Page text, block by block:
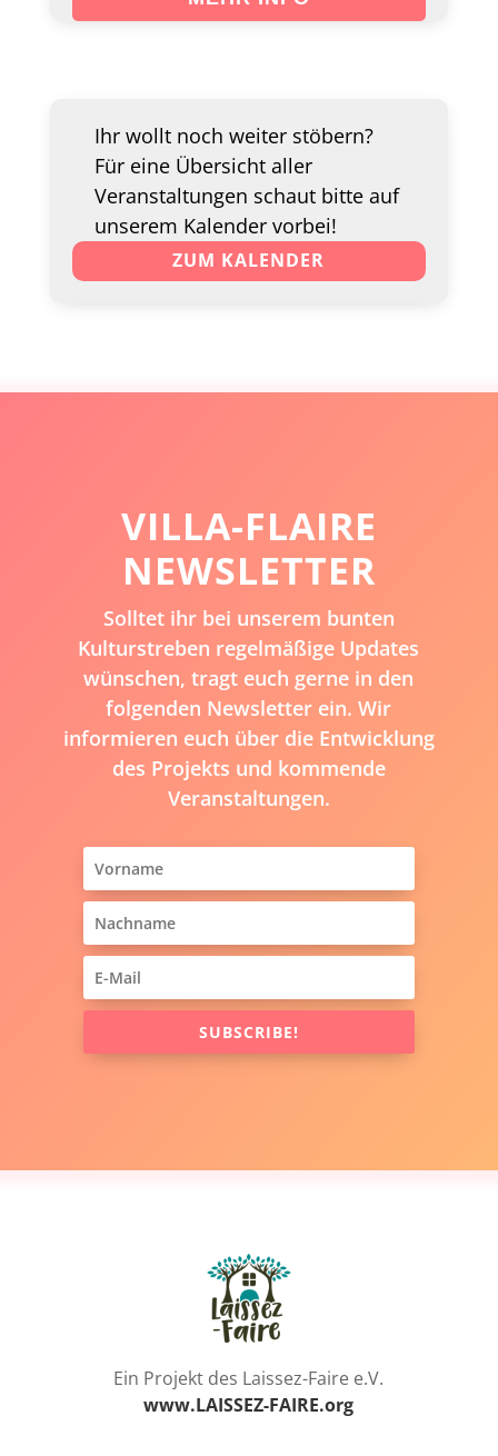
Ihr wollt noch weiter stöbern?
Für eine Übersicht aller
Veranstaltungen schaut bitte auf
unserem Kalender vorbei!
ZUM KALENDER
VILLA-FLAIRE
NEWSLETTER
Solltet ihr bei unserem bunten
Kulturstreben regelmäßige Updates
wünschen, tragt euch gerne in den
folgenden Newsletter ein. Wir
informieren euch über die Entwicklung
des Projekts und kommende
Veranstaltungen.
SUBSCRIBE!
Ein Projekt des Laissez-Faire e.V.
www.LAISSEZ-FAIRE.org